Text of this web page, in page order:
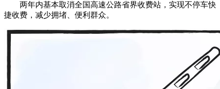
两年内基本取消全国高速公路省界收费站，实现不停车快
捷收费，减少拥堵、便利群众。